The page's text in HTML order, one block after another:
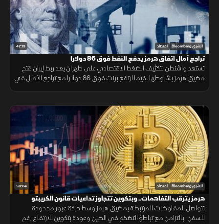
47:13 الشرق Bloomberg اقتصاد
تراجع آمال اتفاق هرمز يدفع النفط فوق 86 دولارا
تستعد واشنطن لتكثيف الضغط الاقتصادي على طهران بعد ربط إيران فتح
مضيق هرمز بشروطها، فيما ارتفع برنت فوق 86 دولارا مع تراجع الآمال في
50:04 الشرق Bloomberg اقتصاد
هرمز يترقب التفاهمات.. وبتكوين تتجاوز تداعيات قانون الكريبتو
تتواصل المفاوضات المرتبطة بمضيق هرمز وسط حركة عبور محدودة
للسفن، بالتزامن مع تباطؤ التضخم في الصين وعودة بتكوين للارتفاع رغم